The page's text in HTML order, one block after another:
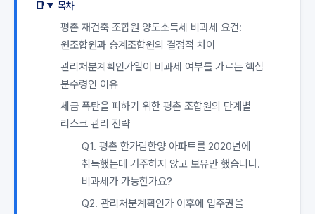
목차
평촌 재건축 조합원 양도소득세 비과세 요건:
원조합원과 승계조합원의 결정적 차이
관리처분계획인가일이 비과세 여부를 가르는 핵심
분수령인 이유
세금 폭탄을 피하기 위한 평촌 조합원의 단계별
리스크 관리 전략
Q1. 평촌 한가람한양 아파트를 2020년에
취득했는데 거주하지 않고 보유만 했습니다.
비과세가 가능한가요?
Q2. 관리처분계획인가 이후에 입주권을